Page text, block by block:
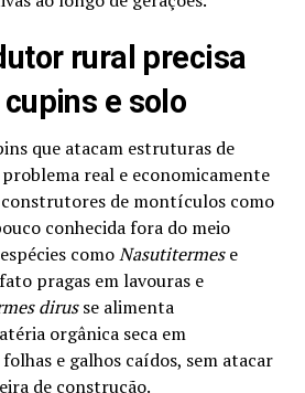
rural precisa
e solo
que atacam estruturas de
real e economicamente
de montículos como
conhecida fora do meio
comoNasutitermese
pragas em lavouras e
dirusse alimenta
orgânica seca em
e galhos caídos, sem atacar
de construção.